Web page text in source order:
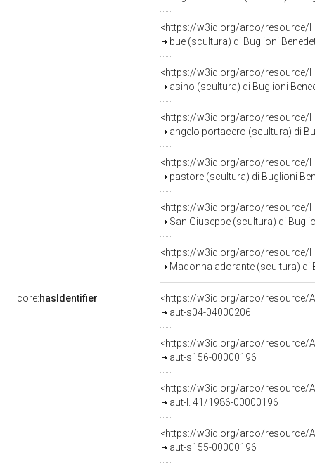
<https://w3id.org/arco/resource/
bue (scultura) di Buglioni
<https://w3id.org/arco/resource/
asino (scultura) di Buglioni
<https://w3id.org/arco/resource/
angelo portacero (scultura) di
<https://w3id.org/arco/resource/
pastore (scultura) di Buglioni
<https://w3id.org/arco/resource/
San Giuseppe (scultura) di
<https://w3id.org/arco/resource/
Madonna adorante (scultura) di
core:hasIdentifier
<https://w3id.org/arco/resource/
aut-s04-04000206
<https://w3id.org/arco/resource/
aut-s156-00000196
<https://w3id.org/arco/resource/
aut-l. 41/1986-00000196
<https://w3id.org/arco/resource/
aut-s155-00000196